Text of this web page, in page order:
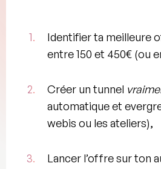
1. Identifier ta meilleure
entre 150 et 450€ (ou
2. Créer un tunnel
automatique et
webis ou les ateliers),
3.
Lancer l’offre sur ton